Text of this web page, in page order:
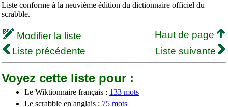
Liste conforme à la neuvième édition du dictionnaire officiel du
scrabble.
Modifier la liste
Haut de page
Liste précédente
Liste suivante
Voyez cette liste pour :
Le Wiktionnaire français : 133 mots
Le scrabble en anglais : 75 mots